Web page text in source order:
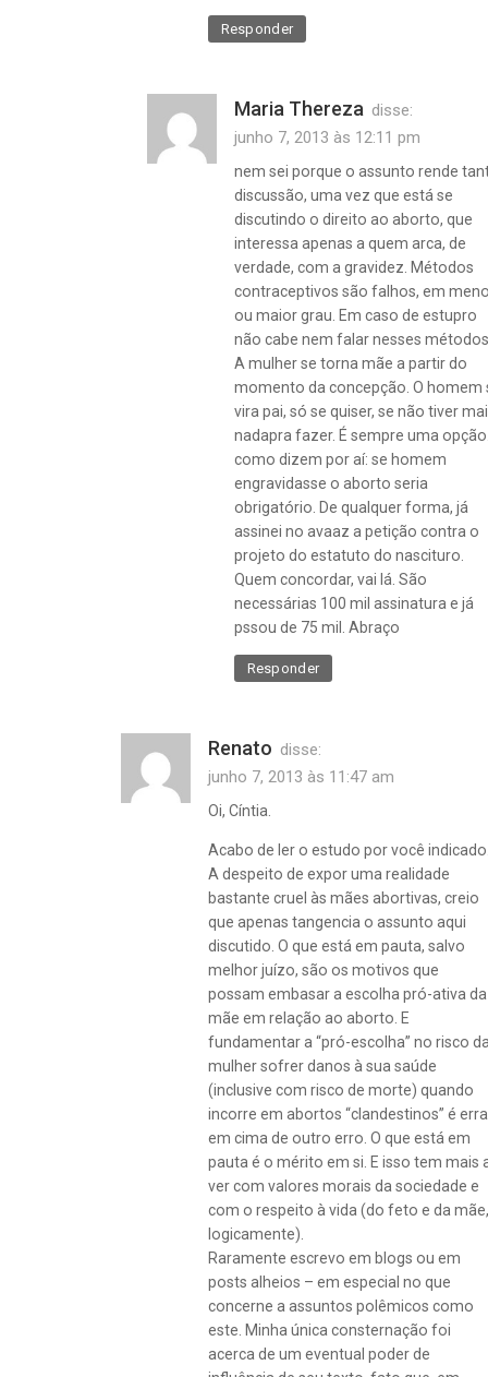
Responder
Maria Thereza disse:
junho 7, 2013 às 12:11 pm
nem sei porque o assunto rende
discussão, uma vez que está se
discutindo o direito ao aborto, que
interessa apenas a quem arca, de
verdade, com a gravidez. Métodos
contraceptivos são falhos, em
ou maior grau. Em caso de estupro
não cabe nem falar nesses
A mulher se torna mãe a partir do
momento da concepção. O homem
vira pai, só se quiser, se não tiver
nadapra fazer. É sempre uma
como dizem por aí: se homem
engravidasse o aborto seria
obrigatório. De qualquer forma, já
assinei no avaaz a petição contra o
projeto do estatuto do nascituro.
Quem concordar, vai lá. São
necessárias 100 mil assinatura e já
pssou de 75 mil. Abraço
Responder
Renato disse:
junho 7, 2013 às 11:47 am
Oi, Cíntia.
Acabo de ler o estudo por você
A despeito de expor uma realidade
bastante cruel às mães abortivas, creio
que apenas tangencia o assunto aqui
discutido. O que está em pauta, salvo
melhor juízo, são os motivos que
possam embasar a escolha pró-ativa da
mãe em relação ao aborto. E
fundamentar a “pró-escolha” no risco
mulher sofrer danos à sua saúde
(inclusive com risco de morte) quando
incorre em abortos “clandestinos” é
em cima de outro erro. O que está em
pauta é o mérito em si. E isso tem mais
ver com valores morais da sociedade e
com o respeito à vida (do feto e da mãe,
logicamente).
Raramente escrevo em blogs ou em
posts alheios – em especial no que
concerne a assuntos polêmicos como
este. Minha única consternação foi
acerca de um eventual poder de